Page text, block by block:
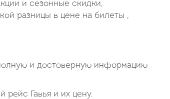
и сезонные скидки,
разницы в цене на билеты ,
и достоверную информацию
рейс Гавья и их цену.